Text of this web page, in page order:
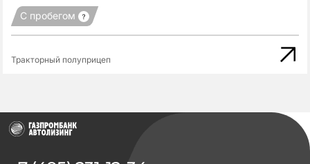
С пробегом
Тракторный полуприцеп